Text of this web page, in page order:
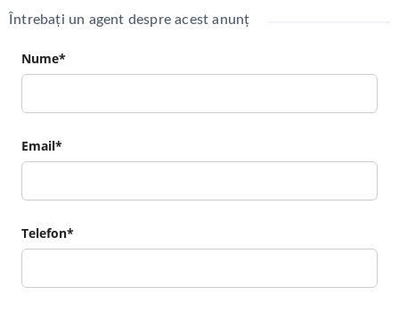
Întrebați un agent despre acest anunț
Nume*
Email*
Telefon*